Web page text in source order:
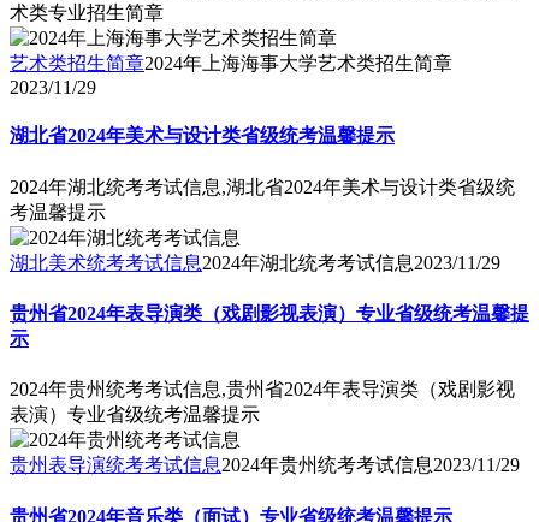
术类专业招生简章
艺术类招生简章2024年上海海事大学艺术类招生简章
2023/11/29
湖北省2024年美术与设计类省级统考温馨提示
2024年湖北统考考试信息,湖北省2024年美术与设计类省级统
考温馨提示
湖北美术统考考试信息2024年湖北统考考试信息2023/11/29
贵州省2024年表导演类（戏剧影视表演）专业省级统考温馨提
示
2024年贵州统考考试信息,贵州省2024年表导演类（戏剧影视
表演）专业省级统考温馨提示
贵州表导演统考考试信息2024年贵州统考考试信息2023/11/29
贵州省2024年音乐类（面试）专业省级统考温馨提示